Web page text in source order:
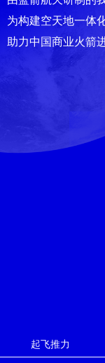
为构建空天地一体
助力中国商业火箭
起飞推力